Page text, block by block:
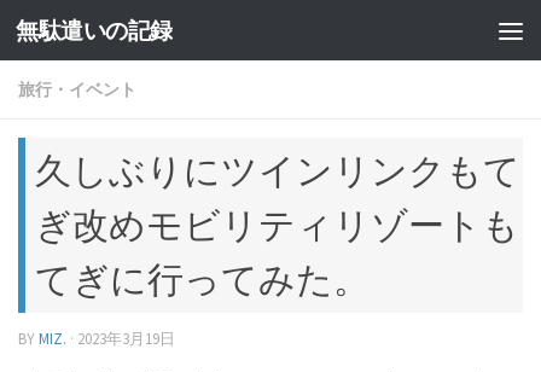
コンテンツへスキップ
無駄遣いの記録
旅行・イベント
久しぶりにツインリンクもて
ぎ改めモビリティリゾートも
てぎに行ってみた。
BYMIZ. · 2023年3月19日